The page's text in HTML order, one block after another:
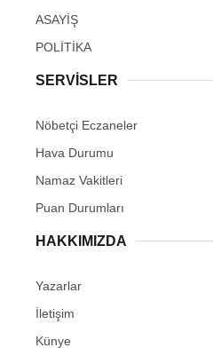
ASAYİŞ
POLİTİKA
SERVİSLER
Nöbetçi Eczaneler
Hava Durumu
Namaz Vakitleri
Puan Durumları
HAKKIMIZDA
Yazarlar
İletişim
Künye